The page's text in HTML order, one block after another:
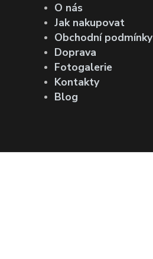
O nás
Jak nakupovat
Obchodní podmínky
Doprava
Fotogalerie
Kontakty
Blog